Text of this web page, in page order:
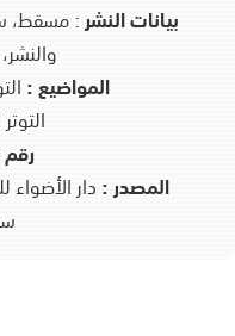
بيانات النشر:مسقط،
والنشر، 13 يوليو 1986مـ.
المواضيع :
المصدر : دار